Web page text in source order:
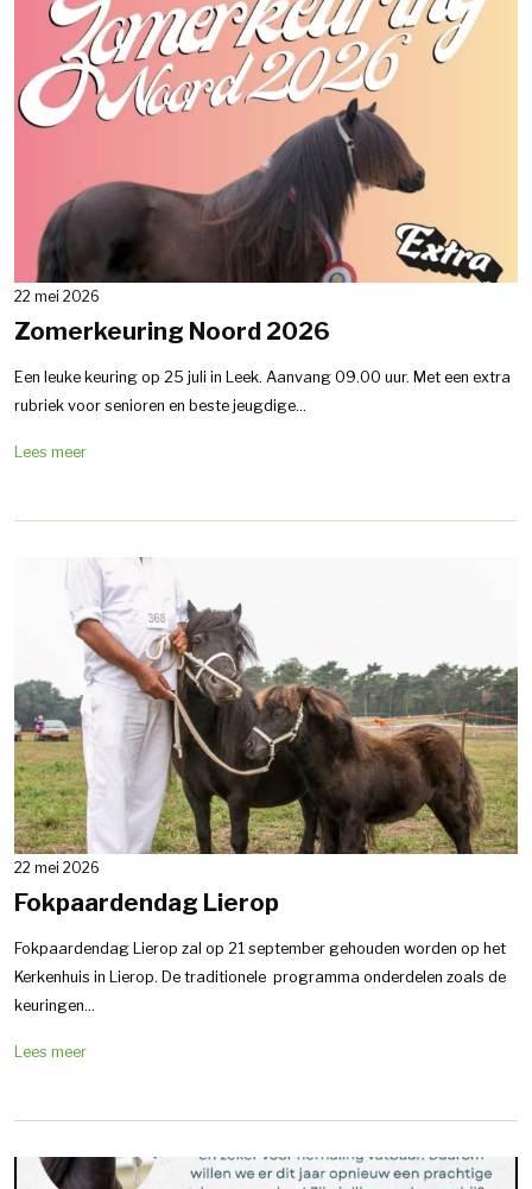
22 mei 2026
Zomerkeuring Noord 2026
Een leuke keuring op 25 juli in Leek. Aanvang 09.00 uur. Met een extra
rubriek voor senioren en beste jeugdige...
Lees meer
22 mei 2026
Fokpaardendag Lierop
Fokpaardendag Lierop zal op 21 september gehouden worden op het
Kerkenhuis in Lierop. De traditionele programma onderdelen zoals de
keuringen...
Lees meer